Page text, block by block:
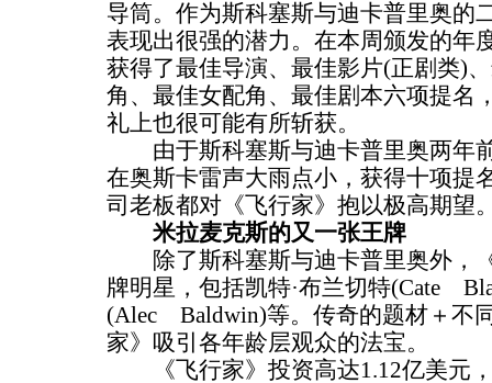
导筒。作为斯科塞斯与迪卡普里奥的
表现出很强的潜力。在本周颁发的年
获得了最佳导演、最佳影片(正剧类)
角、最佳女配角、最佳剧本六项提名
礼上也很可能有所斩获。
由于斯科塞斯与迪卡普里奥两年
在奥斯卡雷声大雨点小，获得十项提
司老板都对《飞行家》抱以极高期望
米拉麦克斯的又一张王牌
除了斯科塞斯与迪卡普里奥外，
牌明星，包括凯特·布兰切特(Cate
(Alec Baldwin)等。传奇的题材＋不
家》吸引各年龄层观众的法宝。
《飞行家》投资高达1.12亿美元，